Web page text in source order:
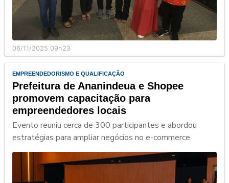
06/11/2025 09h23
EMPREENDEDORISMO E QUALIFICAÇÃO
Prefeitura de Ananindeua e Shopee
promovem capacitação para
empreendedores locais
Evento reuniu cerca de 300 participantes e abordou
estratégias para ampliar negócios no e-commerce